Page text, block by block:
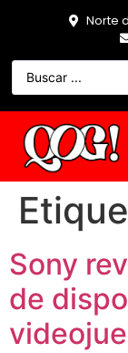
Norte
Sony
de